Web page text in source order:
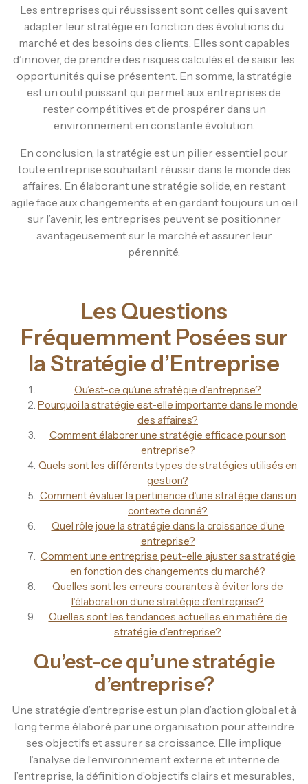
Les entreprises qui réussissent sont celles qui savent
adapter leur stratégie en fonction des évolutions du
marché et des besoins des clients. Elles sont capables
d’innover, de prendre des risques calculés et de saisir les
opportunités qui se présentent. En somme, la stratégie
est un outil puissant qui permet aux entreprises de
rester compétitives et de prospérer dans un
environnement en constante évolution.
En conclusion, la stratégie est un pilier essentiel pour
toute entreprise souhaitant réussir dans le monde des
affaires. En élaborant une stratégie solide, en restant
agile face aux changements et en gardant toujours un œil
sur l’avenir, les entreprises peuvent se positionner
avantageusement sur le marché et assurer leur
pérennité.
Les Questions
Fréquemment Posées sur
la Stratégie d’Entreprise
Qu’est-ce qu’une stratégie d’entreprise?
Pourquoi la stratégie est-elle importante dans le monde
des affaires?
Comment élaborer une stratégie efficace pour son
entreprise?
Quels sont les différents types de stratégies utilisés en
gestion?
Comment évaluer la pertinence d’une stratégie dans un
contexte donné?
Quel rôle joue la stratégie dans la croissance d’une
entreprise?
Comment une entreprise peut-elle ajuster sa stratégie
en fonction des changements du marché?
Quelles sont les erreurs courantes à éviter lors de
l’élaboration d’une stratégie d’entreprise?
Quelles sont les tendances actuelles en matière de
stratégie d’entreprise?
Qu’est-ce qu’une stratégie
d’entreprise?
Une stratégie d’entreprise est un plan d’action global et à
long terme élaboré par une organisation pour atteindre
ses objectifs et assurer sa croissance. Elle implique
l’analyse de l’environnement externe et interne de
l’entreprise, la définition d’objectifs clairs et mesurables,